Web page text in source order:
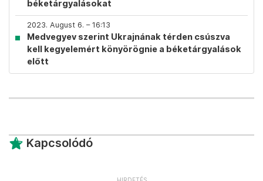
béketárgyalásokat
2023. August 6. – 16:13
Medvegyev szerint Ukrajnának térden csúszva
kell kegyelemért könyörögnie a béketárgyalások
előtt
Kapcsolódó